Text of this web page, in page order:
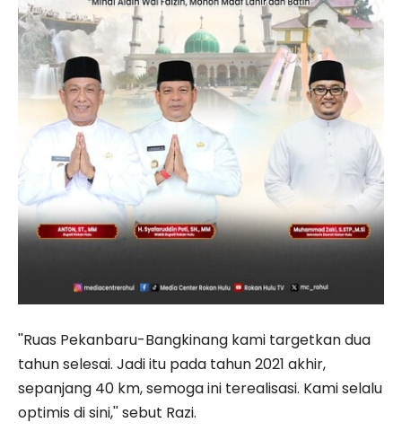
''Ruas Pekanbaru-Bangkinang kami targetkan dua
tahun selesai. Jadi itu pada tahun 2021 akhir,
sepanjang 40 km, semoga ini terealisasi. Kami selalu
optimis di sini,'' sebut Razi.